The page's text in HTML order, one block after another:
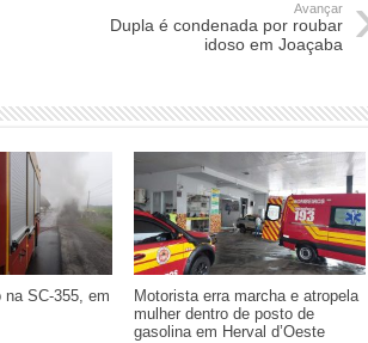
Avançar
Dupla é condenada por roubar
idoso em Joaçaba
na SC-355, em
Motorista erra marcha e atropela
mulher dentro de posto de
gasolina em Herval d’Oeste